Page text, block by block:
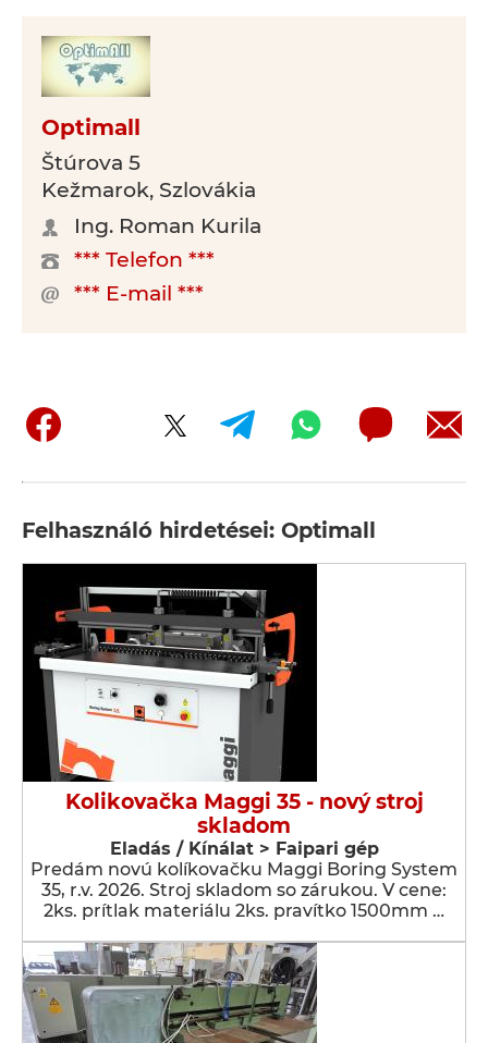
Optimall
Štúrova 5
Kežmarok, Szlovákia
Ing. Roman Kurila
*** Telefon ***
*** E-mail ***
Felhasználó hirdetései: Optimall
Kolikovačka Maggi 35 - nový stroj
skladom
Eladás / Kínálat > Faipari gép
Predám novú kolíkovačku Maggi Boring System
35, r.v. 2026. Stroj skladom so zárukou. V cene:
2ks. prítlak materiálu 2ks. pravítko 1500mm …